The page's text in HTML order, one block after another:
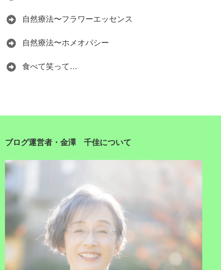
自然療法〜フラワーエッセンス
自然療法〜ホメオパシー
食べて笑って…
ブログ運営者・金澤 千佳について